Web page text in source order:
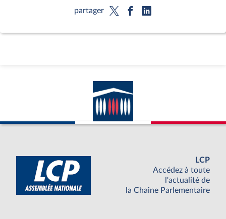
partager
LCP
Accédez à toute
l'actualité de
la Chaine Parlementaire